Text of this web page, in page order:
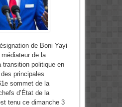
de Boni Yayi
de la
transition politique en
principales
sommet de la
d’État de la
tenu ce dimanche 3